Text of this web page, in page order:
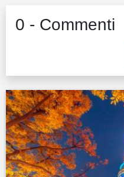
0 - Commenti